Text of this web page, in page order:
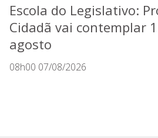
Escola do Legislativo:
Cidadã vai contemplar
agosto
08h00 07/08/2026